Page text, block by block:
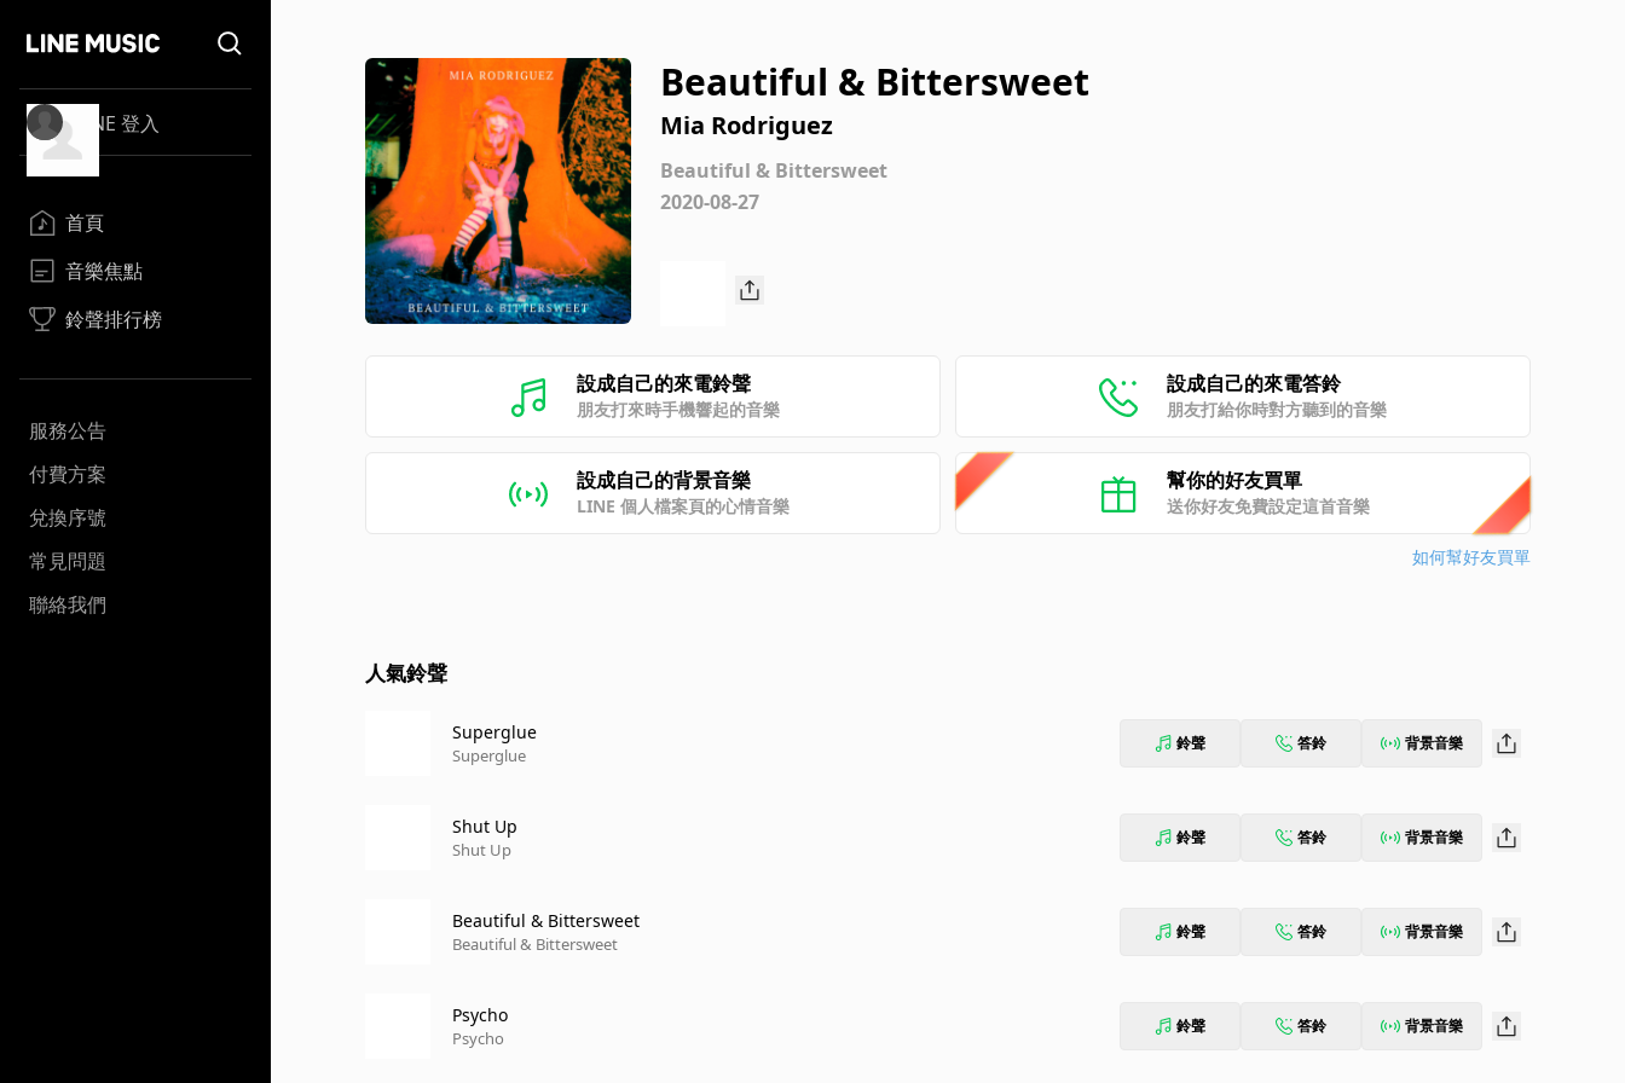
LINE 登入
首頁
音樂焦點
鈴聲排行榜
服務公告
付費方案
兌換序號
常見問題
聯絡我們
Beautiful & Bittersweet
Mia Rodriguez
Beautiful & Bittersweet
2020-08-27
設成自己的來電鈴聲
朋友打來時手機響起的音樂
設成自己的來電答鈴
朋友打給你時對方聽到的音樂
設成自己的背景音樂
LINE 個人檔案頁的心情音樂
幫你的好友買單
送你好友免費設定這首音樂
如何幫好友買單
人氣鈴聲
Superglue
Superglue
鈴聲 答鈴 背景音樂
Shut Up
Shut Up
鈴聲 答鈴 背景音樂
Beautiful & Bittersweet
Beautiful & Bittersweet
鈴聲 答鈴 背景音樂
Psycho
Psycho
鈴聲 答鈴 背景音樂